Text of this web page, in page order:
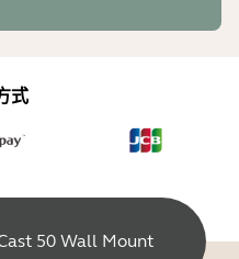
式
50 Wall Mount